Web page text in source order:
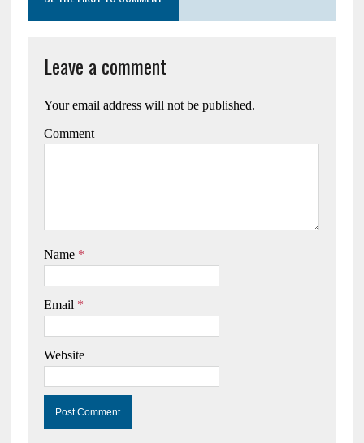
Leave a comment
Your email address will not be published.
Comment
Name *
Email *
Website